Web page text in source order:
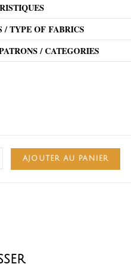
/ TYPE OF FABRICS
/ CATEGORIES
AJOUTER AU PANIER